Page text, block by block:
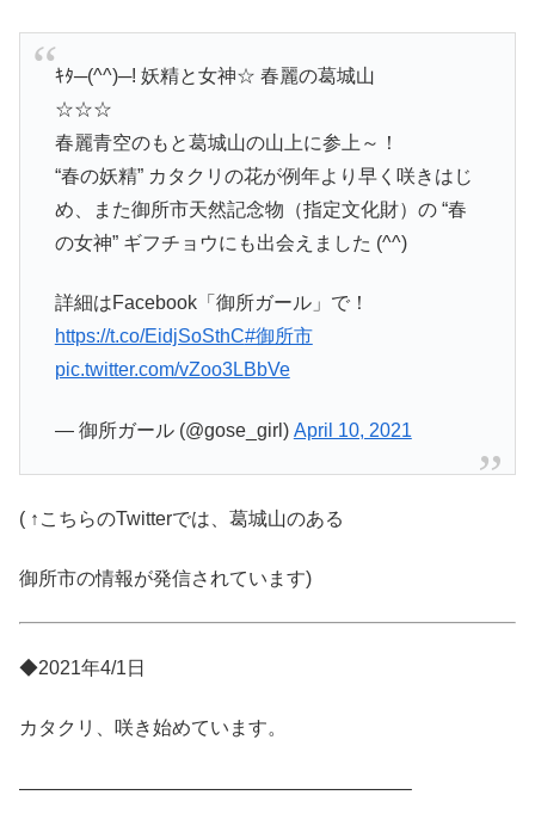
ｷﾀ─(^^)─! 妖精と女神☆ 春麗の葛城山
☆☆☆
春麗青空のもと葛城山の山上に参上～！
“春の妖精” カタクリの花が例年より早く咲きはじ
め、また御所市天然記念物（指定文化財）の “春
の女神” ギフチョウにも出会えました (^^)
詳細はFacebook「御所ガール」で！
https://t.co/EidjSoSthC#御所市
pic.twitter.com/vZoo3LBbVe
— 御所ガール (@gose_girl) April 10, 2021
( ↑こちらのTwitterでは、葛城山のある
御所市の情報が発信されています)
◆2021年4/1日
カタクリ、咲き始めています。
————————————————————–